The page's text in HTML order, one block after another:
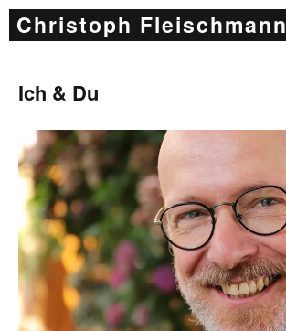
Christoph Fleischmann
Ich & Du